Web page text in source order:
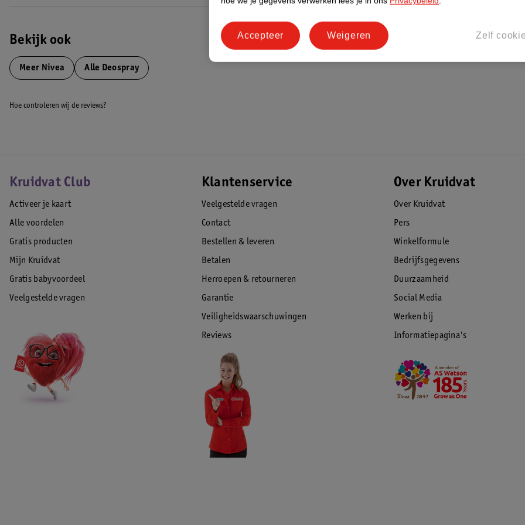
Bekijk ook
Meer Nivea Alle Deospray
Hoe controleren wij de reviews?
Kruidvat Club
Activeer je kaart
Alle voordelen
Gratis producten
Mijn Kruidvat
Gratis babyvoordeel
Veelgestelde vragen
Klantenservice
Veelgestelde vragen
Contact
Bestellen & leveren
Betalen
Herroepen & retourneren
Garantie
Veiligheidswaarschuwingen
Reviews
Over Kruidvat
Over Kruidvat
Pers
Winkelformule
Bedrijfsgegevens
Duurzaamheid
Social Media
Werken bij
Informatiepagina's
Zelf
Weigeren
Accepteer